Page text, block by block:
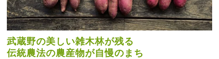
武蔵野の美しい雑木林が残る
伝統農法の農産物が自慢のまち